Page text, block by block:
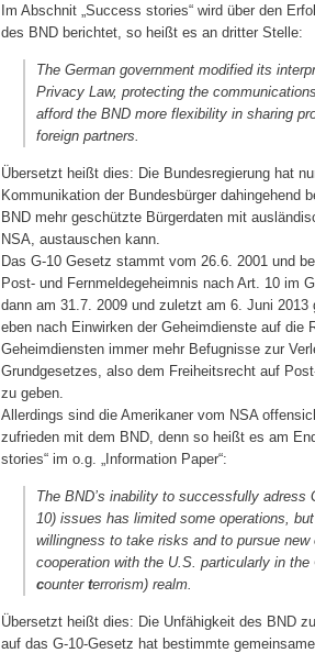
Im Abschnit „Success stories“ wird über den
des BND berichtet, so heißt es an dritter Stelle:
The German government modified its
Privacy Law, protecting the
afford the BND more flexibility in sharing
foreign partners.
Übersetzt heißt dies: Die Bundesregierung hat
Kommunikation der Bundesbürger dahingehend
BND mehr geschützte Bürgerdaten mit
NSA, austauschen kann.
Das G-10 Gesetz stammt vom 26.6. 2001 und
Post- und Fernmeldegeheimnis nach Art. 10 im
dann am 31.7. 2009 und zuletzt am 6. Juni 2013
eben nach Einwirken der Geheimdienste auf die
Geheimdiensten immer mehr Befugnisse zur
Grundgesetzes, also dem Freiheitsrecht auf
zu geben.
Allerdings sind die Amerikaner vom NSA
zufrieden mit dem BND, denn so heißt es am
stories“ im o.g. „Information Paper“:
The BND’s inability to successfully adress
10) issues has limited some operations,
willingness to take risks and to pursue new
cooperation with the U.S. particularly in the
counter terrorism) realm.
Übersetzt heißt dies: Die Unfähigkeit des BND
auf das G-10-Gesetz hat bestimmte